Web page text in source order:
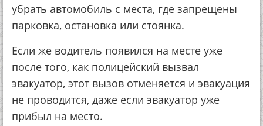
убрать автомобиль с места, где запрещены
парковка, остановка или стоянка.
Если же водитель появился на месте уже
после того, как полицейский вызвал
эвакуатор, этот вызов отменяется и эвакуация
не проводится, даже если эвакуатор уже
прибыл на место.